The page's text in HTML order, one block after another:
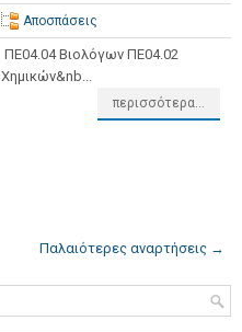
Αποσπάσεις
ΠΕ04.04 Βιολόγων ΠΕ04.02
Χημικών&nb...
περισσότερα...
Παλαιότερες αναρτήσεις →